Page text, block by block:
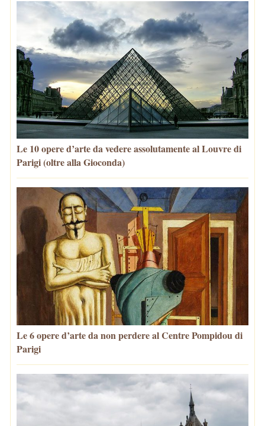
Le 10 opere d’arte da vedere assolutamente al Louvre di
Parigi (oltre alla Gioconda)
Le 6 opere d’arte da non perdere al Centre Pompidou di
Parigi